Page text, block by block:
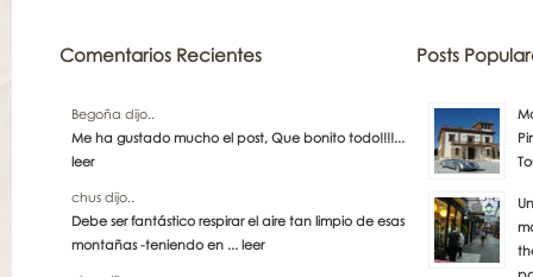
Comentarios Recientes
Begoña dijo..
Me ha gustado mucho el post, Que bonito todo!!!!...
leer
chus dijo..
Debe ser fantástico respirar el aire tan limpio de esas
montañas -teniendo en ... leer
Posts